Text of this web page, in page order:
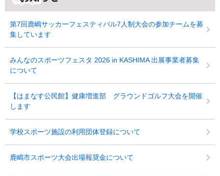
第7回鹿嶋サッカーフェスティバル7人制大会の参加チームを募
集しています
みんなのスポーツフェスタ 2026 in KASHIMA 出展事業者募集
について
【はまなす公民館】健康増進部 グラウンドゴルフ大会を開催
します
学校スポーツ施設の利用団体登録について
鹿嶋市スポーツ大会出場報奨金について